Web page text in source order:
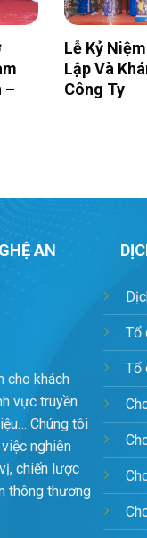
–
Lễ Kỷ
Lập Và
Công Ty
AN
cho khách
vực truyền
Chúng tôi
nghiên
chiến lược
thông thương
Tổ
Tổ